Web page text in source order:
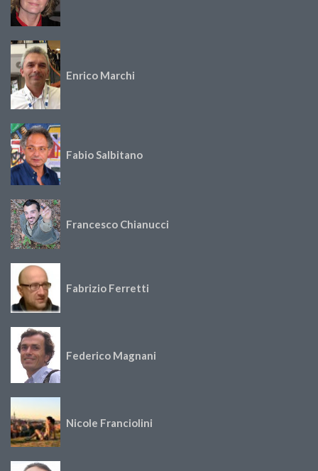
Enrico Marchi
Fabio Salbitano
Francesco Chianucci
Fabrizio Ferretti
Federico Magnani
Nicole Franciolini